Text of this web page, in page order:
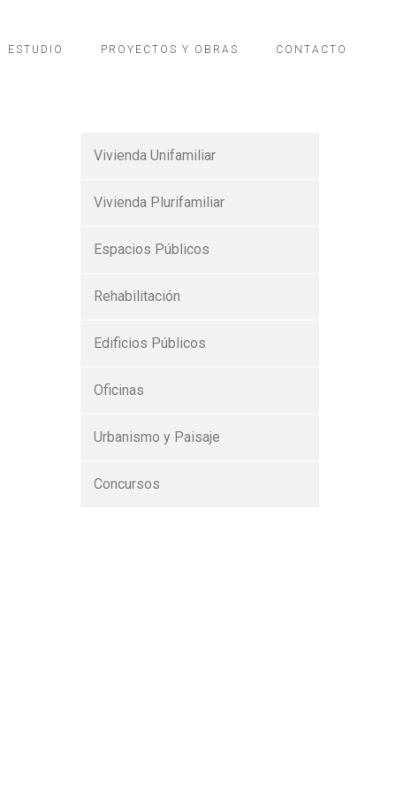
ESTUDIO PROYECTOS Y OBRAS CONTACTO
Vivienda Unifamiliar
Vivienda Plurifamiliar
Espacios Públicos
Rehabilitación
Edificios Públicos
Oficinas
Urbanismo y Paisaje
Concursos